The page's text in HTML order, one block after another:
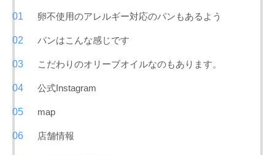
卵不使用のアレルギー対応のパンもあるよう
パンはこんな感じです
こだわりのオリーブオイルなのもあります。
公式Instagram
map
店舗情報